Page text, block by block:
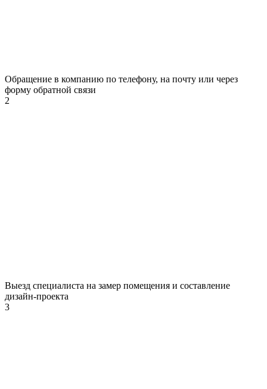
Обращение в компанию по телефону, на почту или через
форму обратной связи
2
Выезд специалиста на замер помещения и составление
дизайн-проекта
3